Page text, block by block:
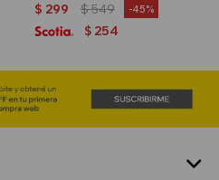
$ 299 $549 45
$ 254